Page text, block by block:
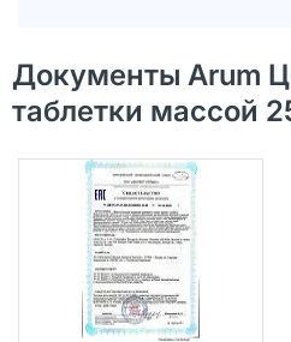
Документы Arum
таблетки массой